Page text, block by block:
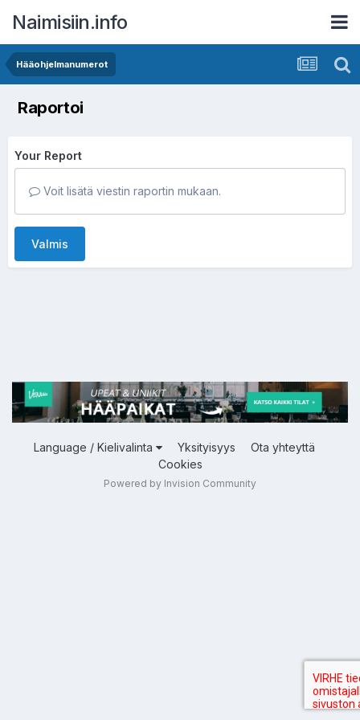
Naimisiin.info
Hääohjelmanumerot
Raportoi
Your Report
Voit lisätä viestin raportin mukaan.
Valmis
Language / Kielivalinta Yksityisyys
Ota yhteyttä
Cookies
Powered by Invision Community